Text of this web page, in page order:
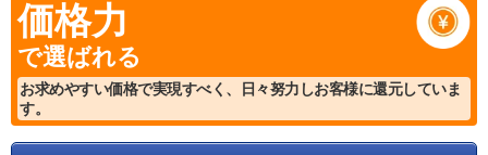
価格力
で選ばれる
お求めやすい価格で実現すべく、日々努力しお客様に還元していま
す。